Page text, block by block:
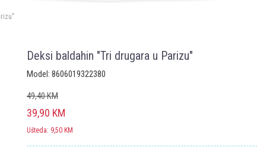
Deksi baldahin "Tri drugara u Parizu"
Model: 8606019322380
49,40KM
39,90 KM
Ušteda: 9,50 KM